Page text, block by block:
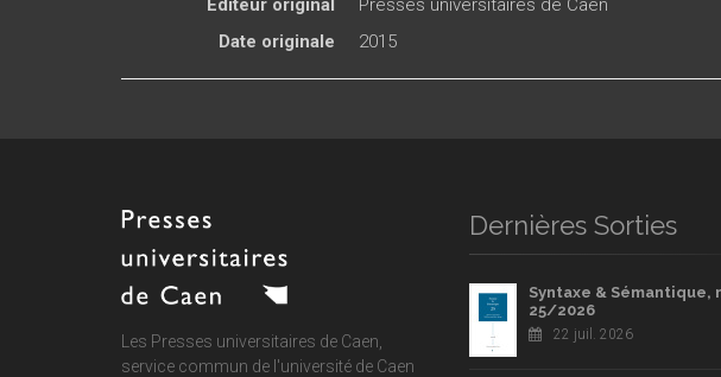
Date originale
2015
Les Presses universitaires de Caen,
service commun de l'université de Caen
Dernières Sorties
Syntaxe & Sémantique,
25/2026
22 juil. 2026